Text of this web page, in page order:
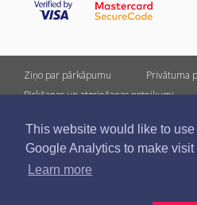
This website would like to use
Google Analytics to make visit
Learn more
Ziņo par pārkāpumu
Privātuma
Pirkšanas un atgriešanas noteikumi
Visas tiesības rezervētas. Pārpublicēšanas
obligāta.